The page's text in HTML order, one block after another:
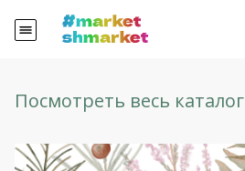
Посмотреть весь каталог